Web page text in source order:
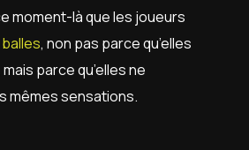
moment-là que les joueurs
balles, non pas parce qu’elles
parce qu’elles ne
mêmes sensations.